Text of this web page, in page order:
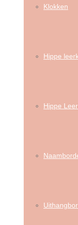
Klokken
Hippe
Hippe